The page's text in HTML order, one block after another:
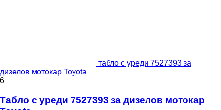
табло с уреди 7527393 за
дизелов мотокар Toyota
6
Табло с уреди 7527393 за дизелов мотокар